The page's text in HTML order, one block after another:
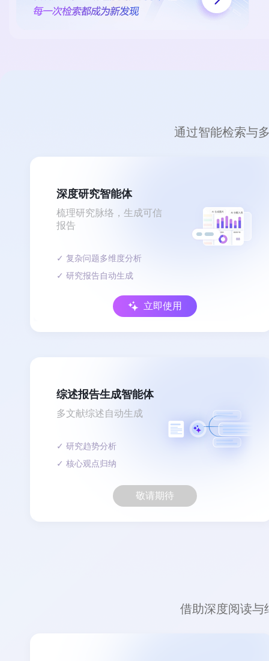
通过智能检索与
深度研究智能体
梳理研究脉络，生成可信
报告
✓ 复杂问题多维度分析
✓ 研究报告自动生成
立即使用
综述报告生成智能体
多文献综述自动生成
✓ 研究趋势分析
✓ 核心观点归纳
敬请期待
借助深度阅读与